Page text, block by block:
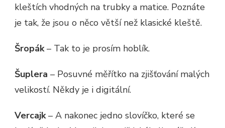
kleštích vhodných na trubky a matice. Poznáte
je tak, že jsou o něco větší než klasické kleště.
Šropák– Tak to je prosím hoblík.
Šuplera – Posuvné měřítko na zjišťování malých
velikostí. Někdy je i digitální.
Vercajk– A nakonec jedno slovíčko, které se